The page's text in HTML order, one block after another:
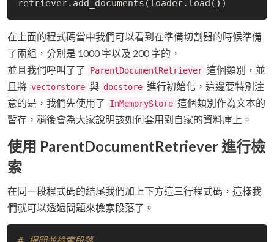
在上面的程式碼當中我們可以看到在準備切割器的時候準備
了兩組，分別是 1000 字以及 200 字的，
並且我們呼叫了了
ParentDocumentRetriever 這個類別，並
且將 vectorstore 與 docstore 進行初始化，這邊要特別注
意的是，我們先使用了
InMemoryStore 這個類別作為文本的
暫存，稍後會為大家說明該如何套用到自家的資料庫上。
使用 ParentDocumentRetriever 進行檢
索
在同一段程式碼的結尾我們加上下方這三行程式碼，這樣我
們就可以透過問題來檢索段落了。